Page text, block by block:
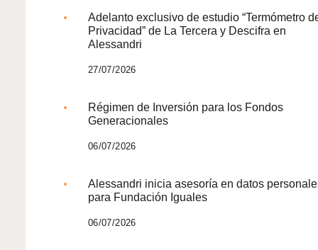
Adelanto exclusivo de estudio “Termómetro
Privacidad” de La Tercera y Descifra en
Alessandri
27/07/2026
Régimen de Inversión para los Fondos
Generacionales
06/07/2026
Alessandri inicia asesoría en datos
para Fundación Iguales
06/07/2026